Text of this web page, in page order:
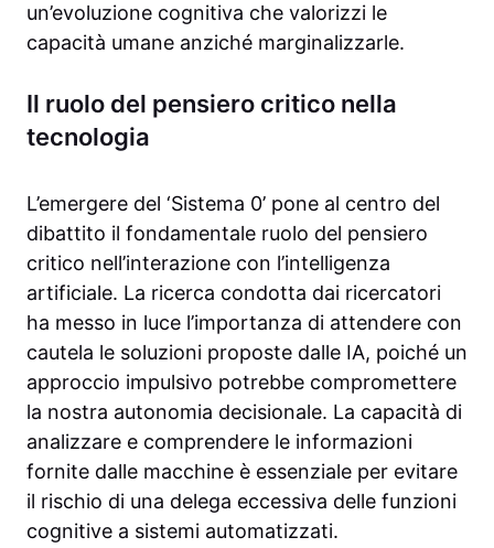
un’evoluzione cognitiva che valorizzi le
capacità umane anziché marginalizzarle.
Il ruolo del pensiero critico nella
tecnologia
L’emergere del ‘Sistema 0’ pone al centro del
dibattito il fondamentale ruolo del pensiero
critico nell’interazione con l’intelligenza
artificiale. La ricerca condotta dai ricercatori
ha messo in luce l’importanza di attendere con
cautela le soluzioni proposte dalle IA, poiché un
approccio impulsivo potrebbe compromettere
la nostra autonomia decisionale. La capacità di
analizzare e comprendere le informazioni
fornite dalle macchine è essenziale per evitare
il rischio di una delega eccessiva delle funzioni
cognitive a sistemi automatizzati.